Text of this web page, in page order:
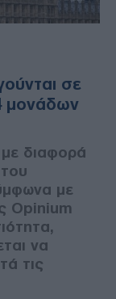
σε
μονάδων
διαφορά
με
Opinium
να
τις